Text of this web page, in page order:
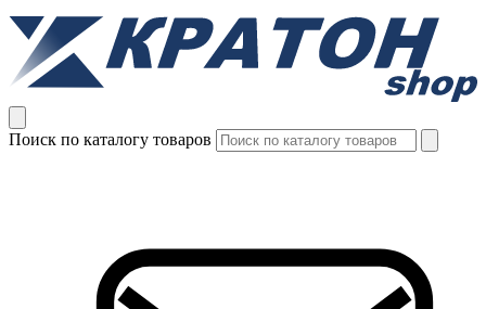
Поиск по каталогу товаров